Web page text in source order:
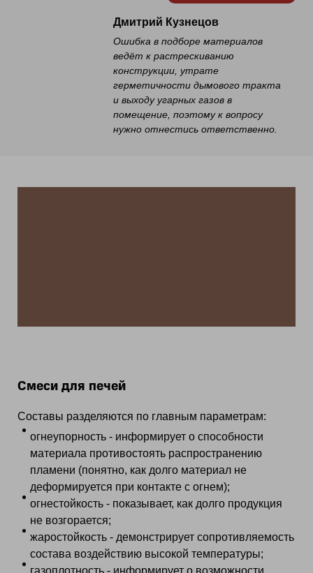
Дмитрий Кузнецов
Ошибка в подборе материалов
ведёт к растрескиванию
конструкции, утрате
герметичности дымового тракта
и выходу угарных газов в
помещение, поэтому к вопросу
нужно отнестись ответственно.
Смеси для печей
Составы разделяются по главным параметрам:
огнеупорность - информирует о способности
материала противостоять распространению
пламени (понятно, как долго материал не
деформируется при контакте с огнем);
огнестойкость - показывает, как долго продукция
не возгорается;
жаростойкость - демонстрирует сопротивляемость
состава воздействию высокой температуры;